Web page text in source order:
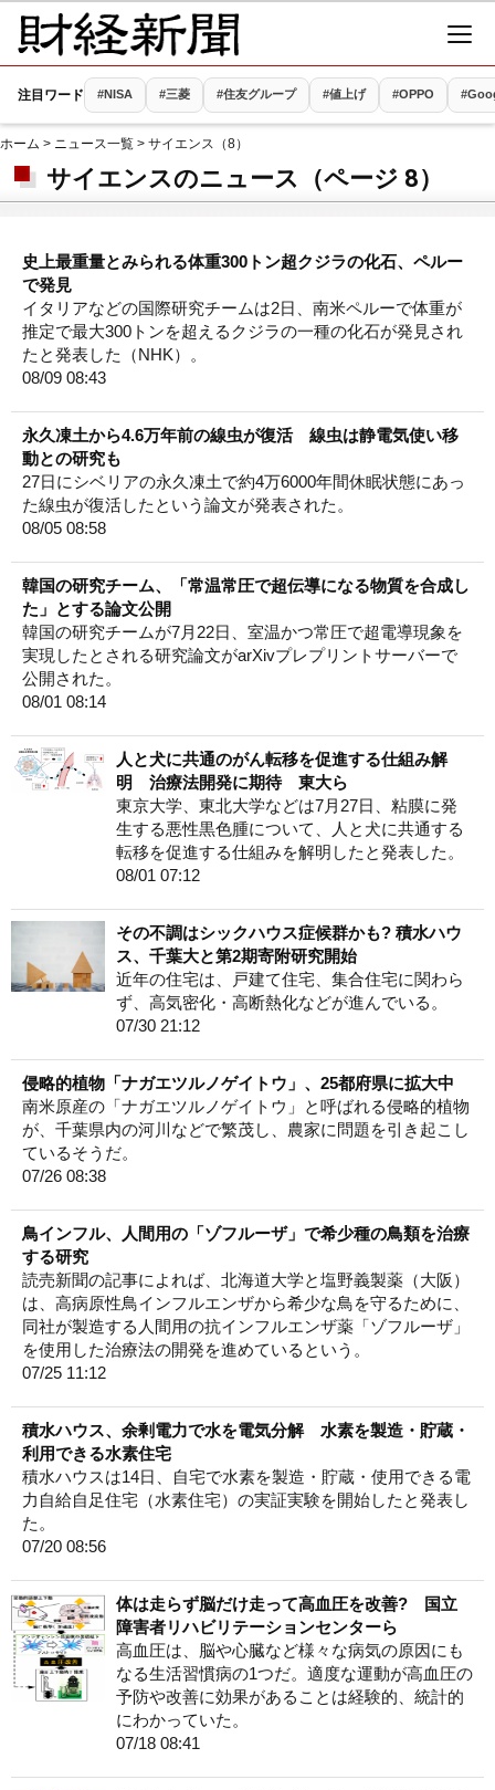
注目ワード #NISA #三菱 #住友グループ #値上げ #OPPO
ホーム > ニュース一覧 > サイエンス（8）
サイエンスのニュース（ページ 8）
史上最重量とみられる体重300トン超クジラの化石、ペルー
で発見
イタリアなどの国際研究チームは2日、南米ペルーで体重が
推定で最大300トンを超えるクジラの一種の化石が発見され
たと発表した（NHK）。
08/09 08:43
永久凍土から4.6万年前の線虫が復活 線虫は静電気使い移
動との研究も
27日にシベリアの永久凍土で約4万6000年間休眠状態にあっ
た線虫が復活したという論文が発表された。
08/05 08:58
韓国の研究チーム、「常温常圧で超伝導になる物質を合成し
た」とする論文公開
韓国の研究チームが7月22日、室温かつ常圧で超電導現象を
実現したとされる研究論文がarXivプレプリントサーバーで
公開された。
08/01 08:14
人と犬に共通のがん転移を促進する仕組み解
明 治療法開発に期待 東大ら
東京大学、東北大学などは7月27日、粘膜に発
生する悪性黒色腫について、人と犬に共通する
転移を促進する仕組みを解明したと発表した。
08/01 07:12
その不調はシックハウス症候群かも? 積水ハウ
ス、千葉大と第2期寄附研究開始
近年の住宅は、戸建て住宅、集合住宅に関わら
ず、高気密化・高断熱化などが進んでいる。
07/30 21:12
侵略的植物「ナガエツルノゲイトウ」、25都府県に拡大中
南米原産の「ナガエツルノゲイトウ」と呼ばれる侵略的植物
が、千葉県内の河川などで繁茂し、農家に問題を引き起こし
ているそうだ。
07/26 08:38
鳥インフル、人間用の「ゾフルーザ」で希少種の鳥類を治療
する研究
読売新聞の記事によれば、北海道大学と塩野義製薬（大阪）
は、高病原性鳥インフルエンザから希少な鳥を守るために、
同社が製造する人間用の抗インフルエンザ薬「ゾフルーザ」
を使用した治療法の開発を進めているという。
07/25 11:12
積水ハウス、余剰電力で水を電気分解 水素を製造・貯蔵・
利用できる水素住宅
積水ハウスは14日、自宅で水素を製造・貯蔵・使用できる電
力自給自足住宅（水素住宅）の実証実験を開始したと発表し
た。
07/20 08:56
体は走らず脳だけ走って高血圧を改善? 国立
障害者リハビリテーションセンターら
高血圧は、脳や心臓など様々な病気の原因にも
なる生活習慣病の1つだ。適度な運動が高血圧の
予防や改善に効果があることは経験的、統計的
にわかっていた。
07/18 08:41